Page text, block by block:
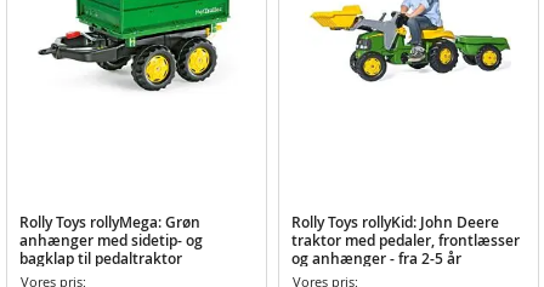
Rolly Toys rollyMega: Grøn
anhænger med sidetip- og
bagklap til pedaltraktor
Vores pris:
Rolly Toys rollyKid: John Deere
traktor med pedaler, frontlæsser
og anhænger - fra 2-5 år
Vores pris: